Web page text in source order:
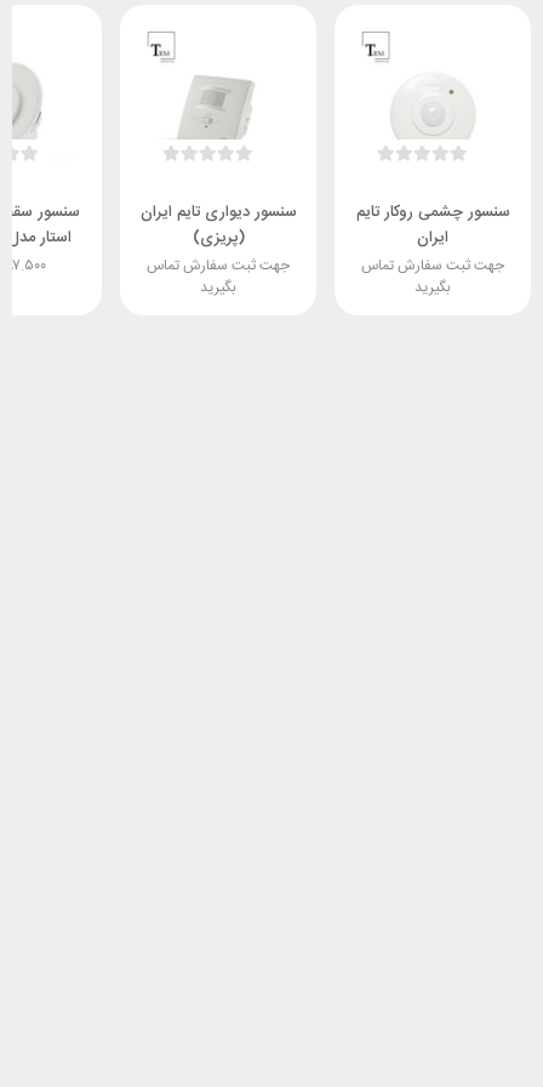
سنسور چشمی روکار تایم
ایران
جهت ثبت سفارش تماس
بگیرید
سنسور دیواری تایم ایران
(پریزی)
جهت ثبت سفارش تماس
بگیرید
سنسور
استار مدل ES-P30B